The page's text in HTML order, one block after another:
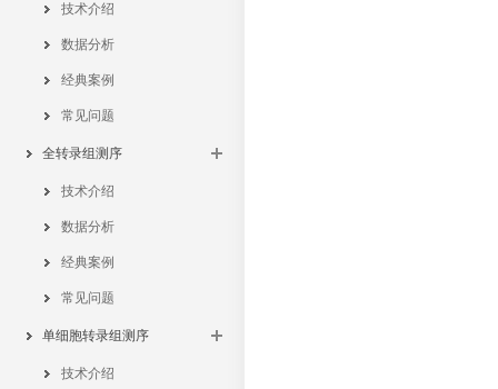
技术介绍
数据分析
经典案例
常见问题
全转录组测序
技术介绍
数据分析
经典案例
常见问题
单细胞转录组测序
技术介绍